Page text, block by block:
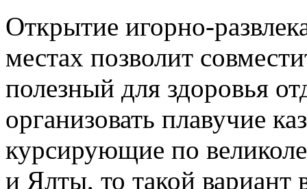
Открытие игорно-
местах позволит
полезный для здоровья
организовать плавучие
курсирующие по
и Ялты, то такой вариант